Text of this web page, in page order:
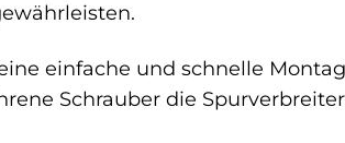
einfache und schnelle
Schrauber die